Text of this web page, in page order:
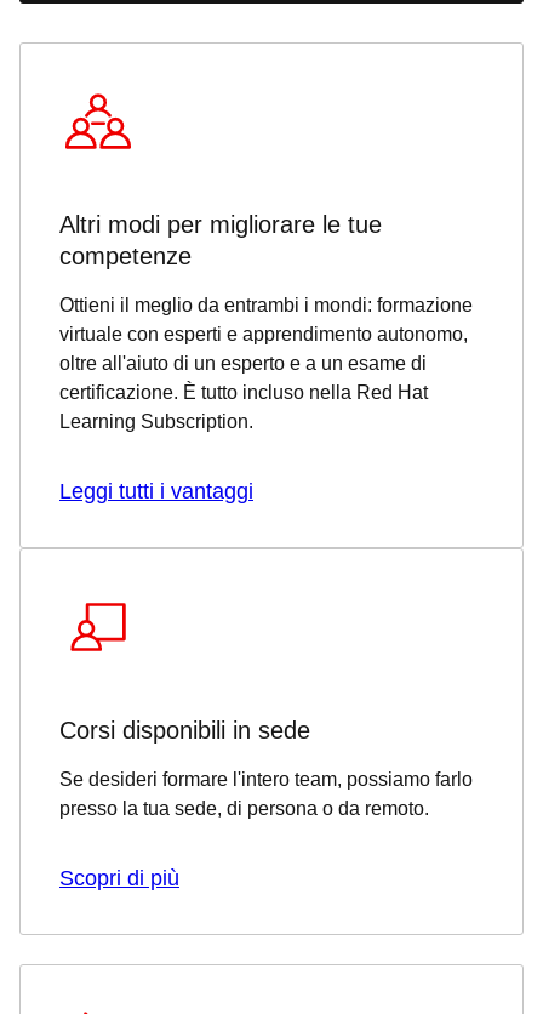
Altri modi per migliorare le tue
competenze
Ottieni il meglio da entrambi i mondi: formazione
virtuale con esperti e apprendimento autonomo,
oltre all'aiuto di un esperto e a un esame di
certificazione. È tutto incluso nella Red Hat
Learning Subscription.
Leggi tutti i vantaggi
Corsi disponibili in sede
Se desideri formare l'intero team, possiamo farlo
presso la tua sede, di persona o da remoto.
Scopri di più